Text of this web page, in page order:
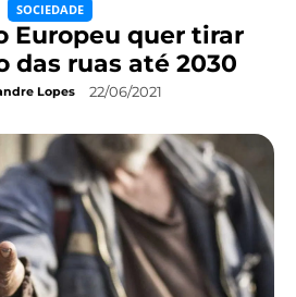
SOCIEDADE
Europeu quer tirar
das ruas até 2030
Lopes 22/06/2021